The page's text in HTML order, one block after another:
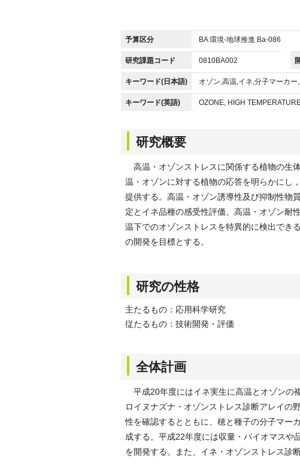
予算区分 BA 環境-地球推進 Ba-086
研究課題コード 0810BA002
キーワード(日本語) オゾン,高温,イネ,分子マーカー
キーワード(英語) OZONE, HIGH
研究概要
高温・オゾンストレスに関係する植物の生
温・オゾンに対する植物の応答を明らかにし
提供する。高温・オゾン誘導性及び抑制性物
定とイネ品種の感受性評価、高温・オゾン耐
温下でのオゾンストレスを特異的に検出でき
の開発を目標とする。
研究の性格
主たるもの：応用科学研究
従たるもの：技術開発・評価
全体計画
平成20年度にはイネ実生に高温とオゾンの
ロイヌナズナ・オゾンストレス診断アレイの
性を確認するとともに、穂と種子の分子マー
成する。平成22年度には収量・バイオマスや
を開発する。また、イネ・オゾンストレス診